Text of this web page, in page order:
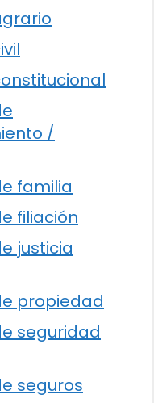
/
familia
filiación
justicia
propiedad
seguridad
seguros